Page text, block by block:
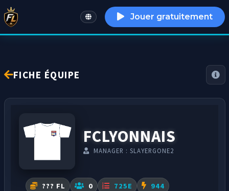
English Jouer gratuitement
FICHE ÉQUIPE
FCLYONNAIS
MANAGER : SLAYERGONE2
??? FL 0 725E 944